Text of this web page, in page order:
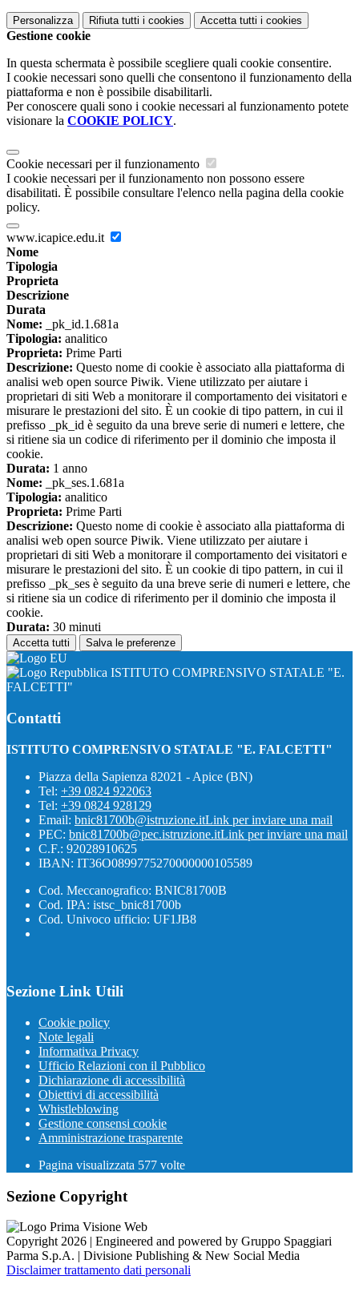
Personalizza Rifiuta tutti i cookies Accetta tutti i cookies
Gestione cookie
In questa schermata è possibile scegliere quali cookie consentire.
I cookie necessari sono quelli che consentono il funzionamento della
piattaforma e non è possibile disabilitarli.
Per conoscere quali sono i cookie necessari al funzionamento potete
visionare la COOKIE POLICY.
Cookie necessari per il funzionamento
I cookie necessari per il funzionamento non possono essere
disabilitati. È possibile consultare l'elenco nella pagina della cookie
policy.
www.icapice.edu.it
Nome
Tipologia
Proprieta
Descrizione
Durata
Nome: _pk_id.1.681a
Tipologia: analitico
Proprieta: Prime Parti
Descrizione: Questo nome di cookie è associato alla piattaforma di
analisi web open source Piwik. Viene utilizzato per aiutare i
proprietari di siti Web a monitorare il comportamento dei visitatori e
misurare le prestazioni del sito. È un cookie di tipo pattern, in cui il
prefisso _pk_id è seguito da una breve serie di numeri e lettere, che
si ritiene sia un codice di riferimento per il dominio che imposta il
cookie.
Durata: 1 anno
Nome: _pk_ses.1.681a
Tipologia: analitico
Proprieta: Prime Parti
Descrizione: Questo nome di cookie è associato alla piattaforma di
analisi web open source Piwik. Viene utilizzato per aiutare i
proprietari di siti Web a monitorare il comportamento dei visitatori e
misurare le prestazioni del sito. È un cookie di tipo pattern, in cui il
prefisso _pk_ses è seguito da una breve serie di numeri e lettere, che
si ritiene sia un codice di riferimento per il dominio che imposta il
cookie.
Durata: 30 minuti
Accetta tutti Salva le preferenze
ISTITUTO COMPRENSIVO STATALE "E.
FALCETTI"
Contatti
ISTITUTO COMPRENSIVO STATALE "E. FALCETTI"
Piazza della Sapienza 82021 - Apice (BN)
Tel: +39 0824 922063
Tel: +39 0824 928129
Email: bnic81700b@istruzione.itLink per inviare una mail
PEC: bnic81700b@pec.istruzione.itLink per inviare una mail
C.F.: 92028910625
IBAN: IT36O0899775270000000105589
Cod. Meccanografico: BNIC81700B
Cod. IPA: istsc_bnic81700b
Cod. Univoco ufficio: UF1JB8
Sezione Link Utili
Cookie policy
Note legali
Informativa Privacy
Ufficio Relazioni con il Pubblico
Dichiarazione di accessibilità
Obiettivi di accessibilità
Whistleblowing
Gestione consensi cookie
Amministrazione trasparente
Pagina visualizzata 577 volte
Sezione Copyright
Copyright 2026 | Engineered and powered by Gruppo Spaggiari
Parma S.p.A. | Divisione Publishing & New Social Media
Disclaimer trattamento dati personali